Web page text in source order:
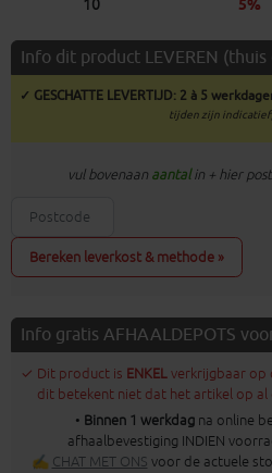
10
5%
Info dit product LEVEREN
✓ GESCHATTE LEVERTIJD: 2 à 5
tijden zijn
vul bovenaan aantalin + hier
Bereken leverkost & methode »
Info gratis AFHAALDEPOTS
✓ Dit product is ENKELverkrijgbaar op
dit betekent niet dat het artikel op
• Binnen 1 werkdagna online
afhaalbevestiging INDIEN
✍ CHAT MET ONS voor de actuele